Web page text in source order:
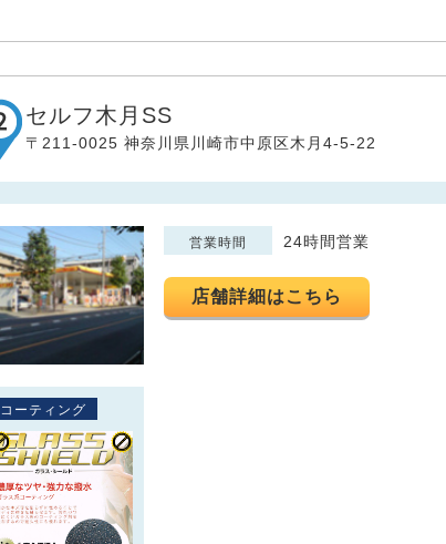
セルフ木月SS
〒211-0025 神奈川県川崎市中原区木月4-5-22
営業時間 24時間営業
店舗詳細はこちら
コーティング